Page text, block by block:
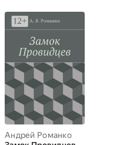
Андрей Романко